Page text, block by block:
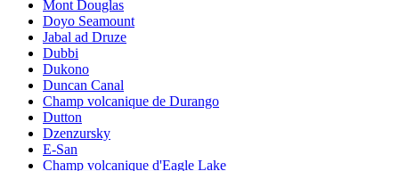
Mont Douglas
Doyo Seamount
Jabal ad Druze
Dubbi
Dukono
Duncan Canal
Champ volcanique de Durango
Dutton
Dzenzursky
E-San
Champ volcanique d'Eagle Lake